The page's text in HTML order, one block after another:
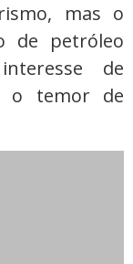
mas o
de petróleo
de
o temor de